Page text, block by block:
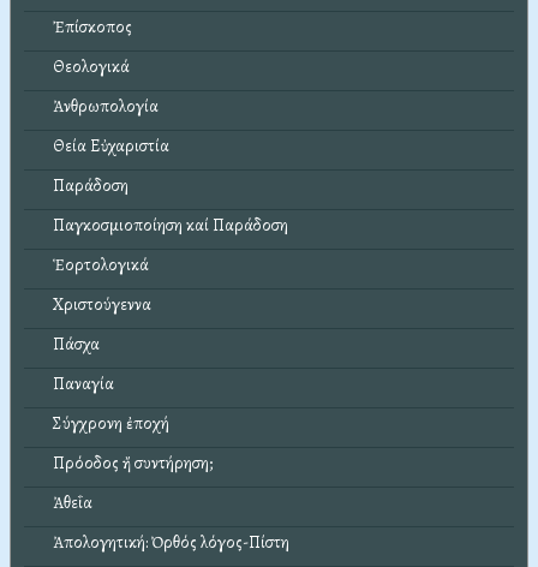
Ἐπίσκοπος
Θεολογικά
Ἀνθρωπολογία
Θεία Εὐχαριστία
Παράδοση
Παγκοσμιοποίηση καί Παράδοση
Ἑορτολογικά
Χριστούγεννα
Πάσχα
Παναγία
Σύγχρονη ἐποχή
Πρόοδος ἤ συντήρηση;
Ἀθεΐα
Ἀπολογητική: Ὀρθός λόγος-Πίστη